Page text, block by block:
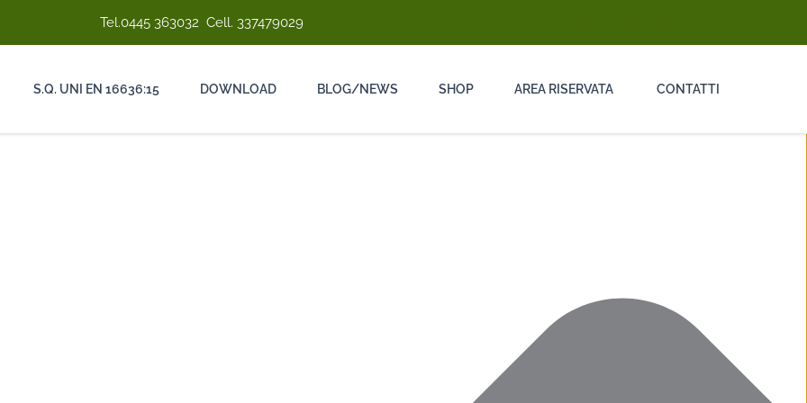
Tel.0445 363032 Cell. 337479029
S.Q. UNI EN 16636:15 DOWNLOAD BLOG/NEWS SHOP AREA RISERVATA CONTATTI